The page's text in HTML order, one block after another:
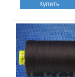
Купить